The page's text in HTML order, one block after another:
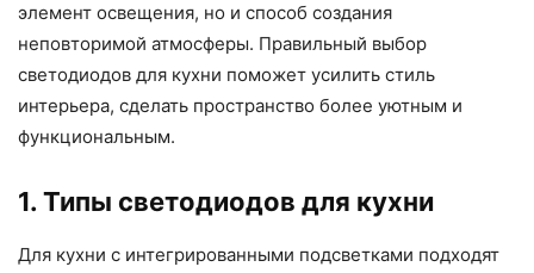
элемент освещения, но и способ создания
неповторимой атмосферы. Правильный выбор
светодиодов для кухни поможет усилить стиль
интерьера, сделать пространство более уютным и
функциональным.
1. Типы светодиодов для кухни
Для кухни с интегрированными подсветками подходят